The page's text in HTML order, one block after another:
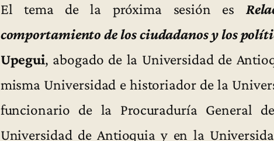
El tema de la próxima sesión es
comportamiento de los ciudadanos y los
Upegui, abogado de la Universidad de
misma Universidad e historiador de la
funcionario de la Procuraduría General
Universidad de Antioquia y en la